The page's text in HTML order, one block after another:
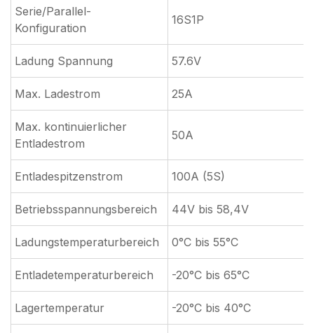
Serie/Parallel-
Konfiguration
16S1P
Ladung Spannung 57.6V
Max. Ladestrom 25A
Max. kontinuierlicher
Entladestrom
50A
Entladespitzenstrom 100A (5S)
Betriebsspannungsbereich 44V bis 58,4V
Ladungstemperaturbereich 0°C bis 55°C
Entladetemperaturbereich -20°C bis 65°C
Lagertemperatur -20°C bis 40°C